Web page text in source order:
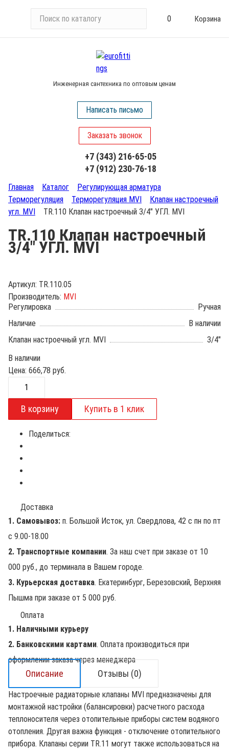
и
у
0 Корзина
Инженерная сантехника по оптовым ценам
Написать письмо
Заказать звонок
+7 (343) 216-65-05
+7 (912) 230-76-18
Главная Каталог
Регулирующая арматура
Терморегуляция
Терморегуляция MVI
Клапан настроечный
угл. MVI
TR.110 Клапан настроечный 3/4" УГЛ. MVI
TR.110 Клапан настроечный
3/4" УГЛ. MVI
Артикул: TR.110.05
Производитель: MVI
Регулировка
Ручная
Наличие
В наличии
Клапан настроечный угл. MVI
3/4"
В наличии
Цена: 666,78 руб.
Поделиться:
Доставка
1. Самовывоз: п. Большой Исток, ул. Свердлова, 42 с пн по пт
с 9.00-18.00
2. Транспортные компании. За наш счет при заказе от 10
000 руб., до терминала в Вашем городе.
3. Курьерская доставка. Екатеринбург, Березовский, Верхняя
Пышма при заказе от 5 000 руб.
Оплата
1. Наличными курьеру
2. Банковскими картами. Оплата производиться при
оформлении заказа через менеджера
Описание Отзывы (0)
Настроечные радиаторные клапаны MVI предназначены для
монтажной настройки (балансировки) расчетного расхода
теплоносителя через отопительные приборы систем водяного
отопления. Другая важна функция - отключение отопительного
прибора. Клапаны серии TR.11 могут также использоваться на